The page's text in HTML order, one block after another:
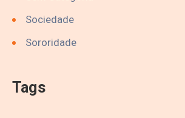
Sociedade
Sororidade
Tags